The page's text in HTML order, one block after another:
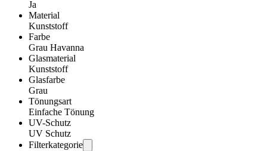
Ja
Material
Kunststoff
Farbe
Grau Havanna
Glasmaterial
Kunststoff
Glasfarbe
Grau
Tönungsart
Einfache Tönung
UV-Schutz
UV Schutz
Filterkategorie